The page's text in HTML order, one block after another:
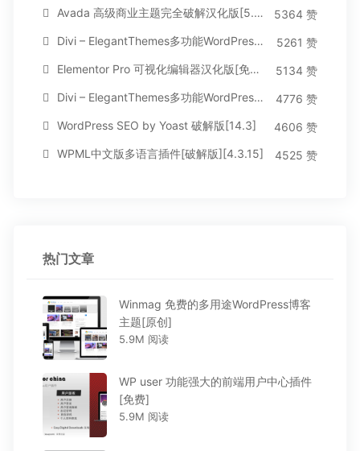
Avada 高级商业主题完全破解汉化版[5.8.2]
5364 赞
Divi – ElegantThemes多功能WordPress主题[汉化版4.4.2]
5261 赞
Elementor Pro 可视化编辑器汉化版[免费持续更新]
5134 赞
Divi – ElegantThemes多功能WordPress主题[汉化版3.1.95]
4776 赞
WordPress SEO by Yoast 破解版[14.3]
4606 赞
WPML中文版多语言插件[破解版][4.3.15]
4525 赞
热门文章
Winmag 免费的多用途WordPress博客
主题[原创]
5.9M 阅读
WP user 功能强大的前端用户中心插件
[免费]
5.9M 阅读